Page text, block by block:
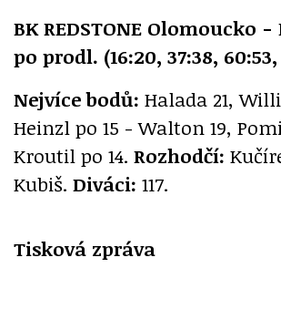
BK REDSTONE Olomoucko -
po prodl. (16:20, 37:38,
Nejvíce bodů: Halada 21,
Heinzl po 15 - Walton 19,
Kroutil po 14. Rozhodčí:
Kubiš. Diváci: 117.
Tisková zpráva